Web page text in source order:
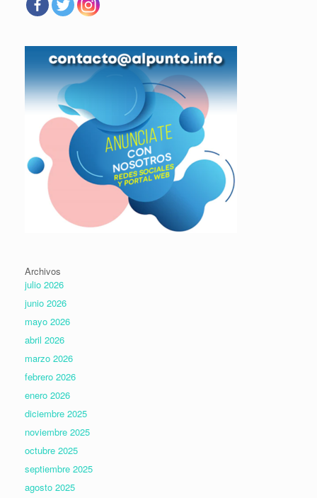
Archivos
julio 2026
junio 2026
mayo 2026
abril 2026
marzo 2026
febrero 2026
enero 2026
diciembre 2025
noviembre 2025
octubre 2025
septiembre 2025
agosto 2025